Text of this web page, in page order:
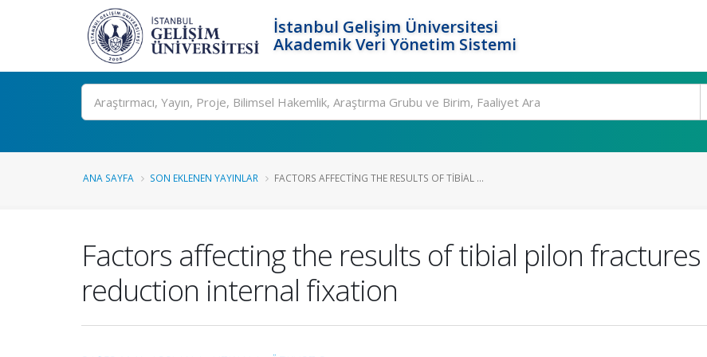
İstanbul Gelişim Üniversitesi
Akademik Veri Yönetim Sistemi
Ara
ANA SAYFA SON EKLENEN YAYINLAR FACTORS AFFECTING THE RESULTS OF TIBIAL ...
Factors affecting the results of tibial pilon
reduction internal fixation